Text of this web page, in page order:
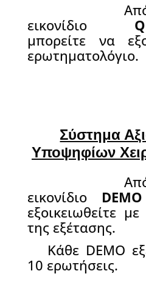
εικονίδιο
μπορείτε να
ερωτηματολόγιο.
Σύστημα
Υποψηφίων
εικονίδιο
εξοικειωθείτε
της εξέτασης.
Κάθε DEMO
10 ερωτήσεις.